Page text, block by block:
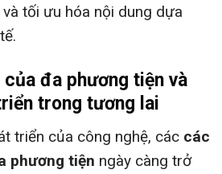
tối ưu hóa nội dung dựa
của đa phương tiện và
trong tương lai
triển của công nghệ, các các
phương tiện ngày càng trở